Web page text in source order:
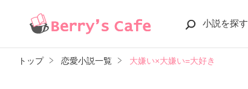
小説を探す
トップ 恋愛小説一覧 大嫌い×大嫌い=大好き